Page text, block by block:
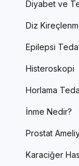
Diyabet ve
Diz
Epilepsi
Histeroskopi
Horlama
İnme Nedir?
Prostat
Karaciğer